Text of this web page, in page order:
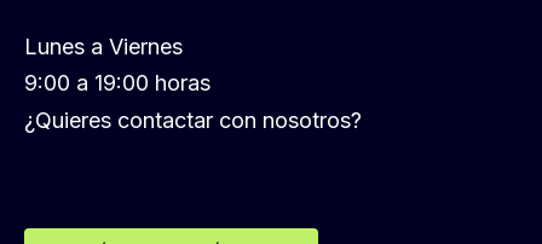
Lunes a Viernes
9:00 a 19:00 horas
¿Quieres contactar con nosotros?